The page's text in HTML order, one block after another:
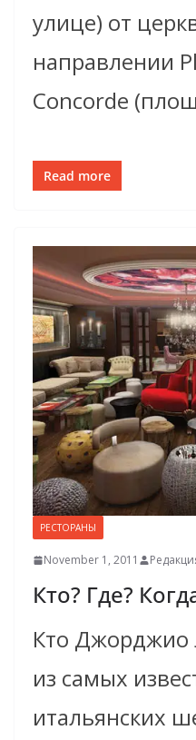
улице) от
направлении
Concorde
Read more
РЕСТОРАНЫ
November 1, 2011
Ктo? Где?
Кто Джорджио
из самых
итальянских